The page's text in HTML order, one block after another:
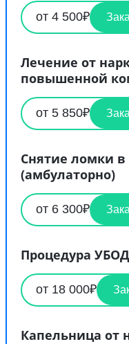
от 4 500₽
Лечение от
повышенной
от 5 850₽
Снятие ломки в
(амбулаторно)
от 6 300₽
Процедура УБОД
от 18 000₽
Капельница от